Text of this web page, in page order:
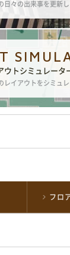
日々の出来事を更新し
ウトシミュレータ
レイアウトをシミュ
フロ